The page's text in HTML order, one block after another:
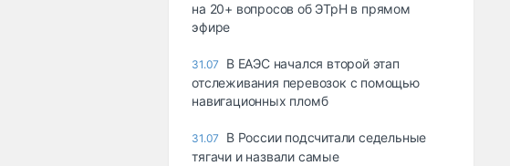
на 20+ вопросов об ЭТрН в прямом
эфире
31.07
В ЕАЭС начался второй этап
отслеживания перевозок с помощью
навигационных пломб
31.07
В России подсчитали седельные
тягачи и назвали самые